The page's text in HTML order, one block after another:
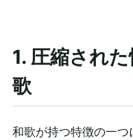
1. 圧縮され
歌
和歌が持つ特徴の一